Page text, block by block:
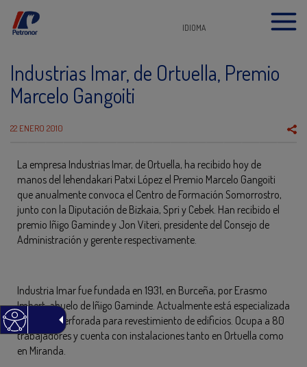
IDIOMA
Industrias Imar, de Ortuella, Premio
Marcelo Gangoiti
22 ENERO 2010
La empresa Industrias Imar, de Ortuella, ha recibido hoy de
manos del lehendakari Patxi López el Premio Marcelo Gangoiti
que anualmente convoca el Centro de Formación Somorrostro,
junto con la Diputación de Bizkaia, Spri y Cebek. Han recibido el
premio Iñigo Gaminde y Jon Viteri, presidente del Consejo de
Administración y gerente respectivamente.
Industria Imar fue fundada en 1931, en Burceña, por Erasmo
Imbert, abuelo de Iñigo Gaminde. Actualmente está especializada
en chapa perforada para revestimiento de edificios. Ocupa a 80
trabajadores y cuenta con instalaciones tanto en Ortuella como
en Miranda.